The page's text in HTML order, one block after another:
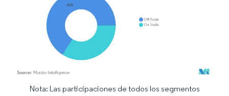
Imagen © Mordor Intelligence. El uso requiere atribución según CC BY 4.0.
Nota: Las participaciones de todos los segmentos